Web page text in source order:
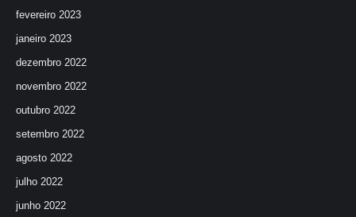
fevereiro 2023
janeiro 2023
dezembro 2022
novembro 2022
outubro 2022
setembro 2022
agosto 2022
julho 2022
junho 2022